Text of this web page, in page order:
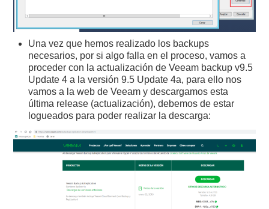
Una vez que hemos realizado los backups
necesarios, por si algo falla en el proceso, vamos a
proceder con la actualización de Veeam backup v9.5
Update 4 a la versión 9.5 Update 4a, para ello nos
vamos a la web de Veeam y descargamos esta
última release (actualización), debemos de estar
logueados para poder realizar la descarga: